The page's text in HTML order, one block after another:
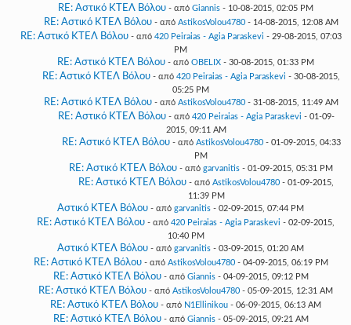
RE: Αστικό ΚΤΕΛ Βόλου - από Giannis - 10-08-2015, 02:05 PM
RE: Αστικό ΚΤΕΛ Βόλου - από AstikosVolou4780- 14-08-2015, 12:08 AM
RE: Αστικό ΚΤΕΛ Βόλου - από 420 Peiraias - Agia Paraskevi - 29-08-2015, 07:03
PM
RE: Αστικό ΚΤΕΛ Βόλου - από OBELIX - 30-08-2015, 01:33 PM
RE: Αστικό ΚΤΕΛ Βόλου - από 420 Peiraias - Agia Paraskevi - 30-08-2015,
05:25 PM
RE: Αστικό ΚΤΕΛ Βόλου - από AstikosVolou4780- 31-08-2015, 11:49 AM
RE: Αστικό ΚΤΕΛ Βόλου - από 420 Peiraias - Agia Paraskevi - 01-09-
2015, 09:11 AM
RE: Αστικό ΚΤΕΛ Βόλου - από AstikosVolou4780- 01-09-2015, 04:33
PM
RE: Αστικό ΚΤΕΛ Βόλου - από garvanitis - 01-09-2015, 05:31 PM
RE: Αστικό ΚΤΕΛ Βόλου - από AstikosVolou4780 - 01-09-2015,
11:39 PM
Αστικό ΚΤΕΛ Βόλου - από garvanitis - 02-09-2015, 07:44 PM
RE: Αστικό ΚΤΕΛ Βόλου - από 420 Peiraias - Agia Paraskevi - 02-09-2015,
10:40 PM
Αστικό ΚΤΕΛ Βόλου - από garvanitis - 03-09-2015, 01:20 AM
RE: Αστικό ΚΤΕΛ Βόλου - από AstikosVolou4780- 04-09-2015, 06:19 PM
RE: Αστικό ΚΤΕΛ Βόλου - από Giannis- 04-09-2015, 09:12 PM
RE: Αστικό ΚΤΕΛ Βόλου - από AstikosVolou4780 - 05-09-2015, 12:31 AM
RE: Αστικό ΚΤΕΛ Βόλου - από N1Ellinikou - 06-09-2015, 06:13 AM
RE: Αστικό ΚΤΕΛ Βόλου - από Giannis- 05-09-2015, 09:21 AM